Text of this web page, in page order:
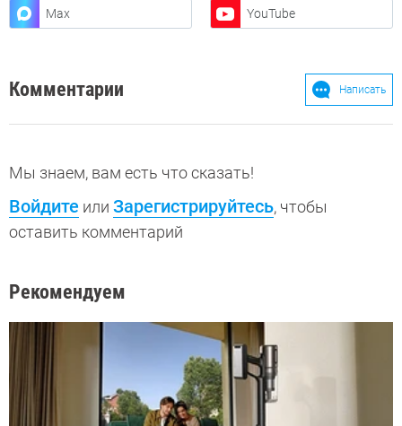
Max YouTube
Комментарии Написать
Мы знаем, вам есть что сказать!
Войдите или Зарегистрируйтесь, чтобы
оставить комментарий
Рекомендуем